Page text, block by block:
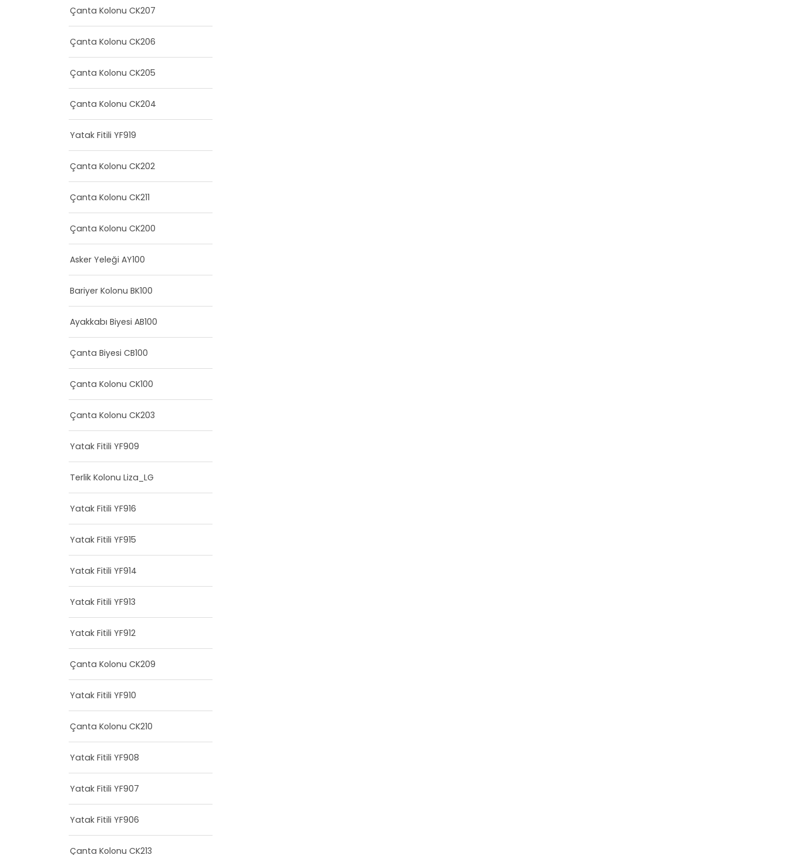
Çanta Kolonu CK207
Çanta Kolonu CK206
Çanta Kolonu CK205
Çanta Kolonu CK204
Yatak Fitili YF919
Çanta Kolonu CK202
Çanta Kolonu CK211
Çanta Kolonu CK200
Asker Yeleği AY100
Bariyer Kolonu BK100
Ayakkabı Biyesi AB100
Çanta Biyesi CB100
Çanta Kolonu CK100
Çanta Kolonu CK203
Yatak Fitili YF909
Terlik Kolonu Liza_LG
Yatak Fitili YF916
Yatak Fitili YF915
Yatak Fitili YF914
Yatak Fitili YF913
Yatak Fitili YF912
Çanta Kolonu CK209
Yatak Fitili YF910
Çanta Kolonu CK210
Yatak Fitili YF908
Yatak Fitili YF907
Yatak Fitili YF906
Çanta Kolonu CK213